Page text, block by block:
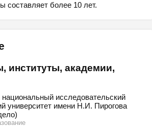
составляет более 10 лет.
институты, академии,
национальный исследовательский
университет имени Н.И. Пирогова